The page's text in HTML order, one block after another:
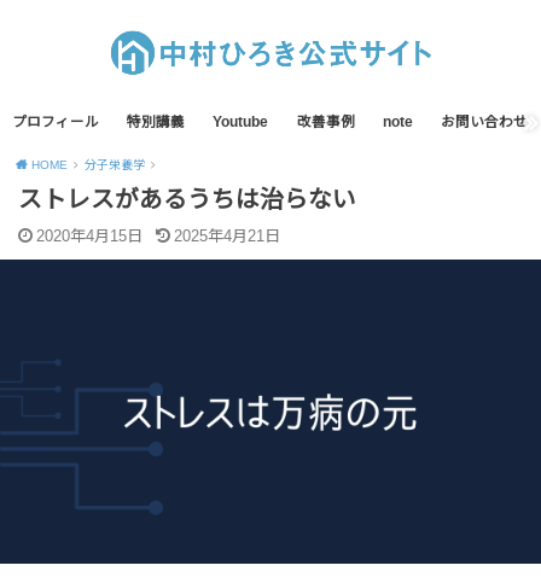
プロフィール 特別講義 Youtube 改善事例 note お問い合わせ
HOME 分子栄養学
ストレスがあるうちは治らない
2020年4月15日 2025年4月21日